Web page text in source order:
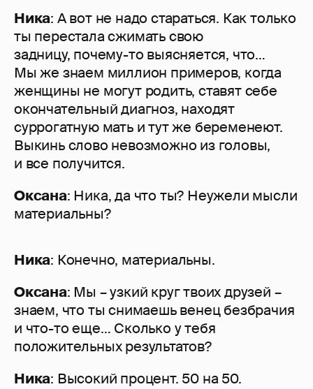
Ника: А вот не надо стараться. Как только
ты перестала сжимать свою
задницу, почему-то выясняется, что…
Мы же знаем миллион примеров, когда
женщины не могут родить, ставят себе
окончательный диагноз, находят
суррогатную мать и тут же беременеют.
Выкинь слово невозможно из головы,
и все получится.
Оксана: Ника, да что ты? Неужели мысли
материальны?
Ника: Конечно, материальны.
Оксана: Мы – узкий круг твоих друзей –
знаем, что ты снимаешь венец безбрачия
и что-то еще… Сколько у тебя
положительных результатов?
Ника: Высокий процент. 50 на 50.